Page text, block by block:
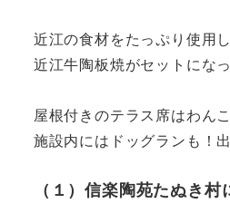
近江の食材をたっぷり使用
近江牛陶板焼がセットにな
屋根付きのテラス席はわん
施設内にはドッグランも！
（１）信楽陶苑たぬき